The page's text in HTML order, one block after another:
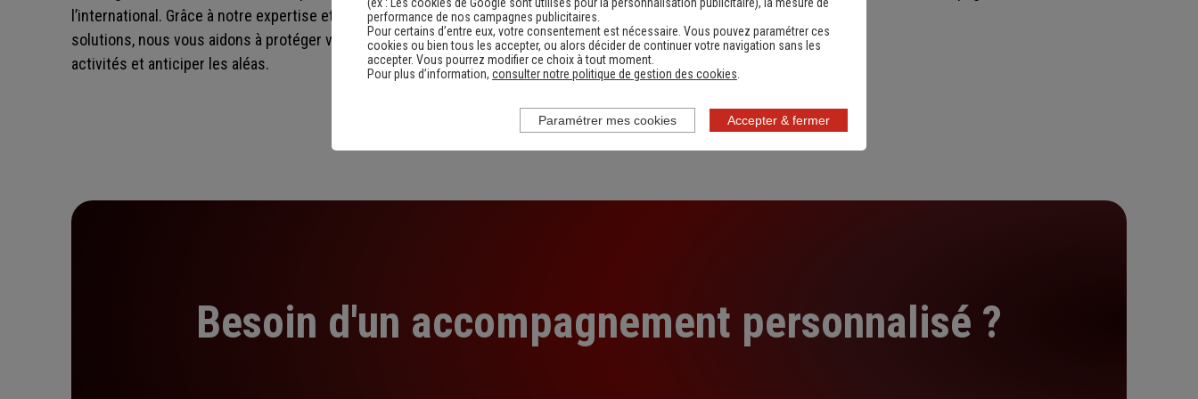
l’international. Grâce à notre expertise et à une gamme complète de
solutions, nous vous aidons à protéger vos collaborateurs, sécuriser vos
activités et anticiper les aléas.
et sur mesure en cas de besoin.
Besoin d'un accompagnement personnalisé ?
performance de nos campagnes publicitaires.
Pour certains d’entre eux, votre consentement est nécessaire. Vous pouvez paramétrer ces
cookies ou bien tous les accepter, ou alors décider de continuer votre navigation sans les
accepter. Vous pourrez modifier ce choix à tout moment.
Pour plus d’information, consulter notre politique de gestion des cookies
Accepter & fermer
Paramétrer mes cookies